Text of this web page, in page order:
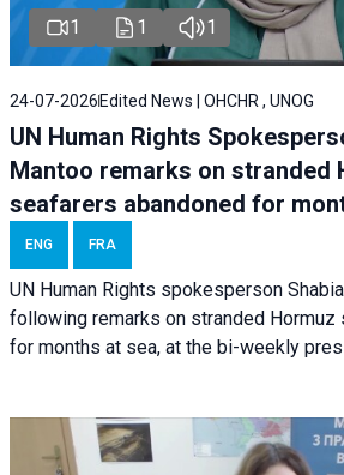
1 1 1
24-07-2026 Edited News | OHCHR , UNOG
UN Human Rights
Mantoo remarks on stranded
seafarers abandoned for
ENG FRA
UN Human Rights spokesperson
following remarks on stranded Hormuz
for months at sea, at the bi-weekly